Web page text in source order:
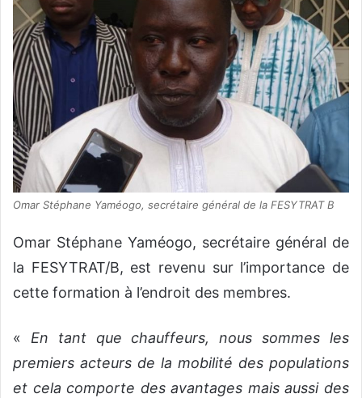
Omar Stéphane Yaméogo, secrétaire général de la FESYTRAT B
Omar Stéphane Yaméogo, secrétaire général de
la FESYTRAT/B, est revenu sur l’importance de
cette formation à l’endroit des membres.
« En tant que chauffeurs, nous sommes les
premiers acteurs de la mobilité des populations
et cela comporte des avantages mais aussi des